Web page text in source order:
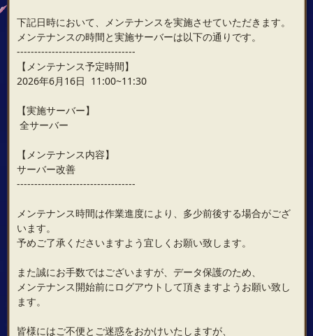
下記日時において、メンテナンスを実施させていただきます。
メンテナンスの時間と実施サーバーは以下の通りです。
----------------------------------
【メンテナンス予定時間】
2026年6月16日 11:00~11:30
【実施サーバー】
全サーバー
【メンテナンス内容】
サーバー改善
----------------------------------
メンテナンス時間は作業進度により、多少前後する場合がござ
います。
予めご了承くださいますよう宜しくお願い致します。
また誠にお手数ではございますが、データ保護のため、
メンテナンス開始前にログアウトして頂きますようお願い致し
ます。
皆様にはご不便とご迷惑をおかけいたしますが、